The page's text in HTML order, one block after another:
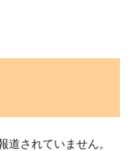
されていません。